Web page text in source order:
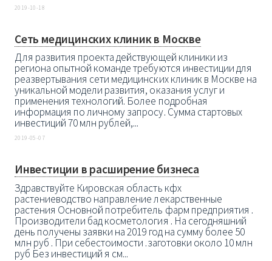
2019-10-18
Сеть медицинских клиник в Москве
Для развития проекта действующей клиники из
региона опытной команде требуются инвестиции для
реазвертывания сети медицинских клиник в Москве на
уникальной модели развития, оказания услуг и
применения технологий. Более подробная
информация по личному запросу. Сумма стартовых
инвестиций 70 млн рублей,...
2019-05-07
Инвестиции в расширение бизнеса
Здравствуйте Кировская область кфх
растениеводство направление лекарственные
растения Основной потребитель фарм предприятия .
Производители бад косметология . На сегодняшний
день получены заявки на 2019 год на сумму более 50
млн руб . При себестоимости .заготовки около 10 млн
руб Без инвестиций я см...